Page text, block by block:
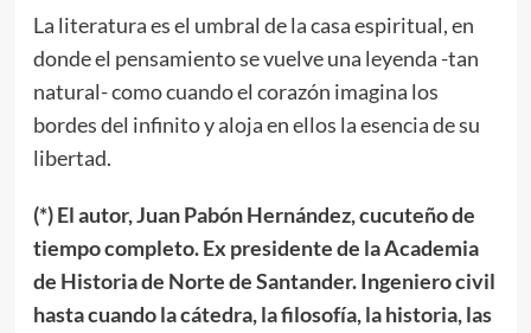
La literatura es el umbral de la casa espiritual, en
donde el pensamiento se vuelve una leyenda -tan
natural- como cuando el corazón imagina los
bordes del infinito y aloja en ellos la esencia de su
libertad.
(*) El autor, Juan Pabón Hernández, cucuteño de
tiempo completo. Ex presidente de la Academia
de Historia de Norte de Santander. Ingeniero civil
hasta cuando la cátedra, la filosofía, la historia, las